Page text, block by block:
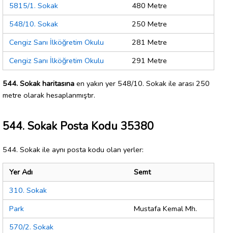
5815/1. Sokak
480 Metre
548/10. Sokak
250 Metre
Cengiz Sanı İlköğretim Okulu
281 Metre
Cengiz Sanı İlköğretim Okulu
291 Metre
544. Sokak haritasına en yakın yer 548/10. Sokak ile arası 250
metre olarak hesaplanmıştır.
544. Sokak Posta Kodu 35380
544. Sokak ile aynı posta kodu olan yerler:
Yer Adı
Semt
310. Sokak
Park
Mustafa Kemal Mh.
570/2. Sokak